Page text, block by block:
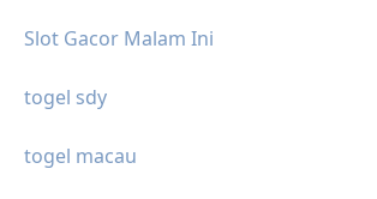
Slot Gacor Malam Ini
togel sdy
togel macau